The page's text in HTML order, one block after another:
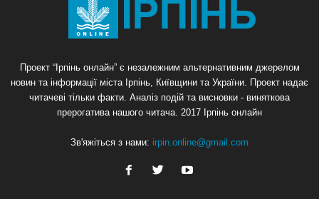
Проект “Ірпінь онлайн” є незалежним альтернативним джерелом
новин та інформації міста Ірпінь, Київщини та України. Проект надає
читачеві тільки факти. Аналіз подій та висновки - виняткова
прерогатива нашого читача. 2017 Ірпінь онлайн
Зв'яжіться з нами: irpin.online@gmail.com